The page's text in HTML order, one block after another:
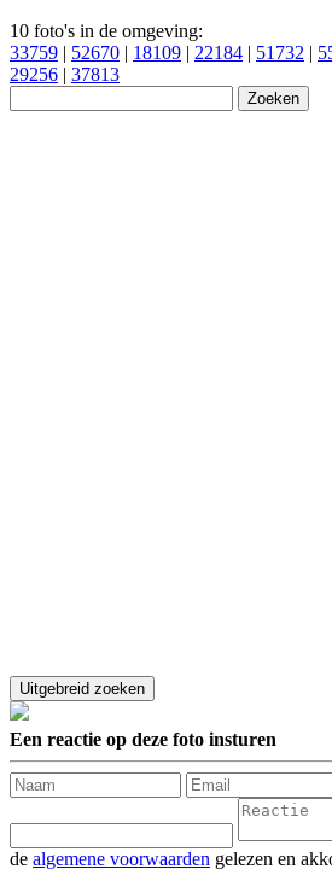
10 foto's in de omgeving:
33759 | 52670 | 18109 | 22184 | 51732 |
29256 | 37813
Een reactie op deze foto insturen
de algemene voorwaarden gelezen en